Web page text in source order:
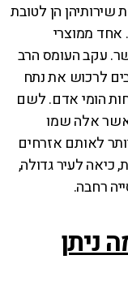
הן לטובת
אחד ממוצרי
עקב העומס הרב
לרכוש את נתח
הומי אדם. לשם
אשר אלה שמו
לאותם אזרחים
כיאה לעיר גדולה,
רחבה.
ניתן